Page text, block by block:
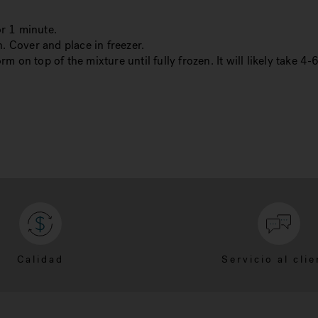
1 minute.
Cover and place in freezer.
on top of the mixture until fully frozen. It will likely take 4-
Calidad Servicio al